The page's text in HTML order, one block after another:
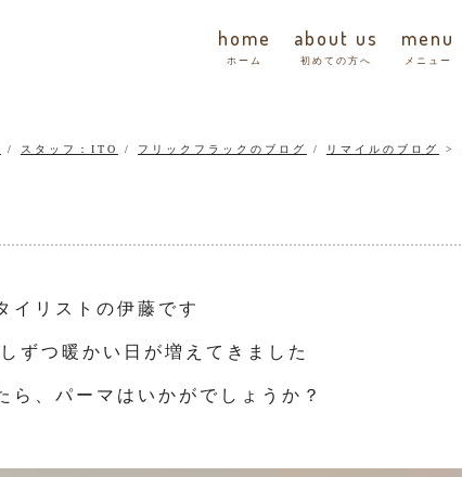
home
ホーム
about us
初めての方へ
menu
メニュー
/ スタッフ：ITO / フリックフラックのブログ / リマイルのブログ
イリストの伊藤です
ずつ暖かい日が増えてきました
ら、パーマはいかがでしょうか？